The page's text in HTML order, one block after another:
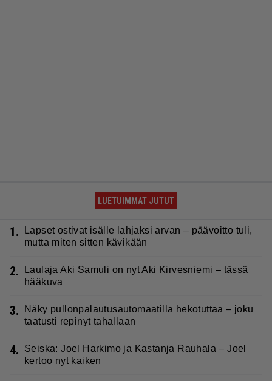
LUETUIMMAT JUTUT
1.
Lapset ostivat isälle lahjaksi arvan – päävoitto tuli,
mutta miten sitten kävikään
2.
Laulaja Aki Samuli on nyt Aki Kirvesniemi – tässä
hääkuva
3.
Näky pullonpalautusautomaatilla hekotuttaa – joku
taatusti repinyt tahallaan
4.
Seiska: Joel Harkimo ja Kastanja Rauhala – Joel
kertoo nyt kaiken